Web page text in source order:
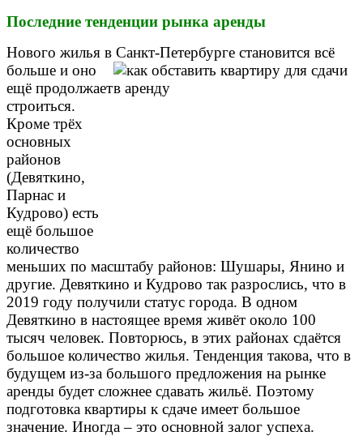
Последние тенденции рынка аренды
Нового жилья в Санкт-Петербурге становится всё
больше и оно
ещё продолжает
строиться.
Кроме трёх
основных
районов
(Девяткино,
Парнас и
Кудрово) есть
ещё большое
количество
меньших по масштабу районов: Шушары, Янино и
другие. Девяткино и Кудрово так разрослись, что в
2019 году получили статус города. В одном
Девяткино в настоящее время живёт около 100
тысяч человек. Повторюсь, в этих районах сдаётся
большое количество жилья. Тенденция такова, что в
будущем из-за большого предложения на рынке
аренды будет сложнее сдавать жильё. Поэтому
подготовка квартиры к сдаче имеет большое
значение. Иногда – это основной залог успеха.